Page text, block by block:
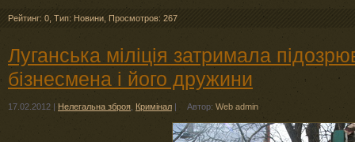
Рейтинг: 0 Тип: Новини Просмотров: 267
Луганська міліція затримала
бізнесмена і його дружини
17.02.2012 | Нелегальна зброя Кримінал | Автор: Web admin